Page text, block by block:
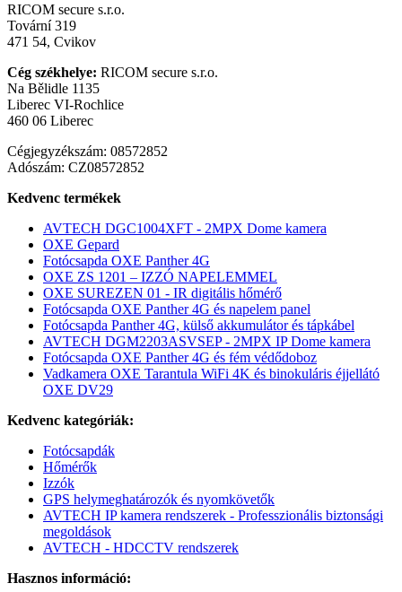
RICOM secure s.r.o.
Tovární 319
471 54, Cvikov
Cég székhelye: RICOM secure s.r.o.
Na Bělidle 1135
Liberec VI-Rochlice
460 06 Liberec
Cégjegyzékszám: 08572852
Adószám: CZ08572852
Kedvenc termékek
AVTECH DGC1004XFT - 2MPX Dome kamera
OXE Gepard
Fotócsapda OXE Panther 4G
OXE ZS 1201 – IZZÓ NAPELEMMEL
OXE SUREZEN 01 - IR digitális hőmérő
Fotócsapda OXE Panther 4G és napelem panel
Fotócsapda Panther 4G, külső akkumulátor és tápkábel
AVTECH DGM2203ASVSEP - 2MPX IP Dome kamera
Fotócsapda OXE Panther 4G és fém védődoboz
Vadkamera OXE Tarantula WiFi 4K és binokuláris éjjellátó
OXE DV29
Kedvenc kategóriák:
Fotócsapdák
Hőmérők
Izzók
GPS helymeghatározók és nyomkövetők
AVTECH IP kamera rendszerek - Professzionális biztonsági
megoldások
AVTECH - HDCCTV rendszerek
Hasznos információ: